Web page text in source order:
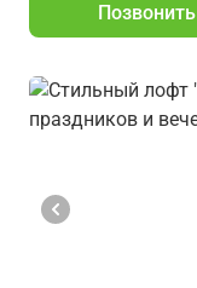
Позвонить